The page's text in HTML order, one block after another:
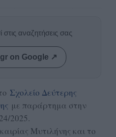
αναζητήσεις σας
on Google ↗
Σχολείο Δεύτερης
με παράρτημα στην
2025.
Μυτιλήνης και το